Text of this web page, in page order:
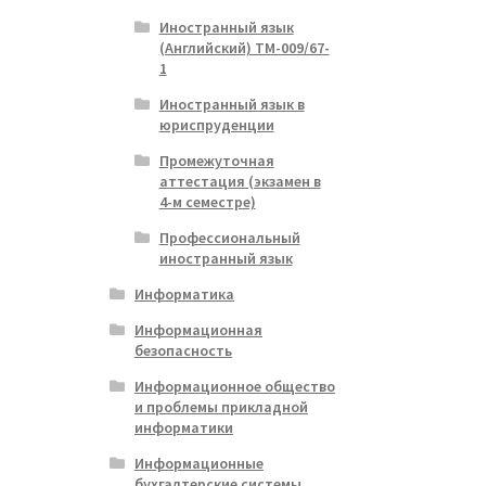
Иностранный язык
(Английский) ТМ-009/67-
1
Иностранный язык в
юриспруденции
Промежуточная
аттестация (экзамен в
4-м семестре)
Профессиональный
иностранный язык
Информатика
Информационная
безопасность
Информационное общество
и проблемы прикладной
информатики
Информационные